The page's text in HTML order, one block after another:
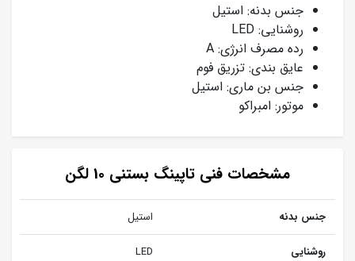
جنس بدنه: استیل
روشنایی: LED
رده مصرف انرژی: A
عایق بندی: تزریق فوم
جنس بن ماری: استیل
موتور: امبراکو
مشخصات فنی تاپینگ بستنی 10 لگن
جنس بدنه استیل
روشنایی LED